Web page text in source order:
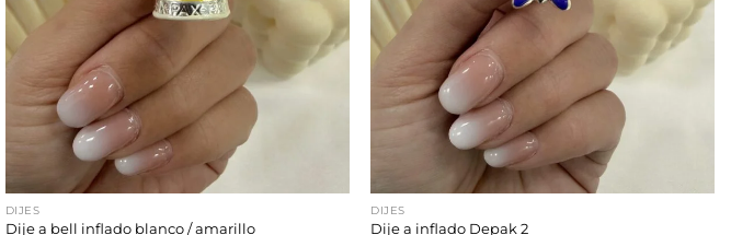
DIJES
Dije a bell inflado blanco / amarillo
DIJES
Dije a inflado Depak 2